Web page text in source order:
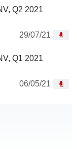
Q2 2021
29/07/21
Q1 2021
06/05/21